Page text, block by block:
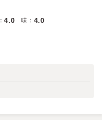
：4.0 味 ： 4.0